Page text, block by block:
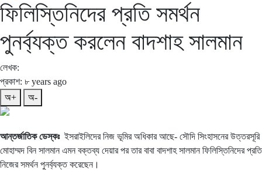
ফিলিস্তিনিদের প্রতি সমর্থন
পুনর্ব্যক্ত করলেন বাদশাহ সালমান
লেখক:
প্রকাশ: ৮ years ago
অ+
অ-
আন্তর্জাতিক ডেস্কঃ ইসরাইলিদের নিজ ভূমির অধিকার আছে- সৌদি সিংহাসনের উত্তরসূরি
মোহাম্মদ বিন সালমান এমন বক্তব্য দেয়ার পর তার বাবা বাদশাহ সালমান ফিলিস্তিনিদের প্রতি
নিজের সমর্থন পুনর্ব্যক্ত করেছেন।